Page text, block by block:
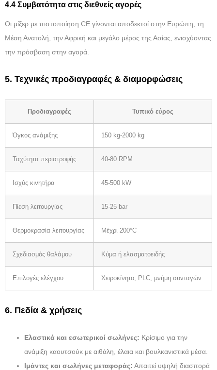
4.4 Συμβατότητα στις διεθνείς αγορές
Οι μίξερ με πιστοποίηση CE γίνονται αποδεκτοί στην Ευρώπη, τη
Μέση Ανατολή, την Αφρική και μεγάλο μέρος της Ασίας, ενισχύοντας
την πρόσβαση στην αγορά.
5. Τεχνικές προδιαγραφές & διαμορφώσεις
Προδιαγραφές Τυπικό εύρος
Όγκος ανάμιξης 150 kg-2000 kg
Ταχύτητα περιστροφής 40-80 RPM
Ισχύς κινητήρα 45-500 kW
Πίεση λειτουργίας 15-25 bar
Θερμοκρασία λειτουργίας Μέχρι 200°C
Σχεδιασμός θαλάμου Κύμα ή ελασματοειδής
Επιλογές ελέγχου Χειροκίνητο, PLC, μνήμη συνταγών
6. Πεδία & χρήσεις
Ελαστικά και εσωτερικοί σωλήνες: Κρίσιμο για την
ανάμιξη καουτσούκ με αιθάλη, έλαια και βουλκανιστικά μέσα.
Ιμάντες και σωλήνες μεταφοράς: Απαιτεί υψηλή διασπορά